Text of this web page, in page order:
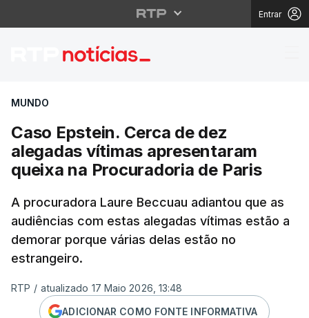
Entrar
Caso Epstein. Cerca
MUNDO
Caso Epstein. Cerca de dez
alegadas vítimas apresentaram
queixa na Procuradoria de Paris
A procuradora Laure Beccuau adiantou que as
audiências com estas alegadas vítimas estão a
demorar porque várias delas estão no
estrangeiro.
RTP / atualizado 17 Maio 2026, 13:48
ADICIONAR COMO FONTE INFORMATIVA